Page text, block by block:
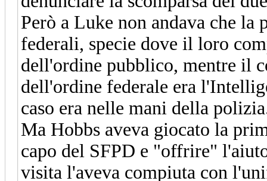
Però a Luke non andava che la
federali, specie dove il loro
dell'ordine pubblico, mentre il
dell'ordine federale era
caso era nelle mani della
Ma Hobbs aveva giocato la
capo del SFPD e "offrire"
visita l'aveva compiuta con